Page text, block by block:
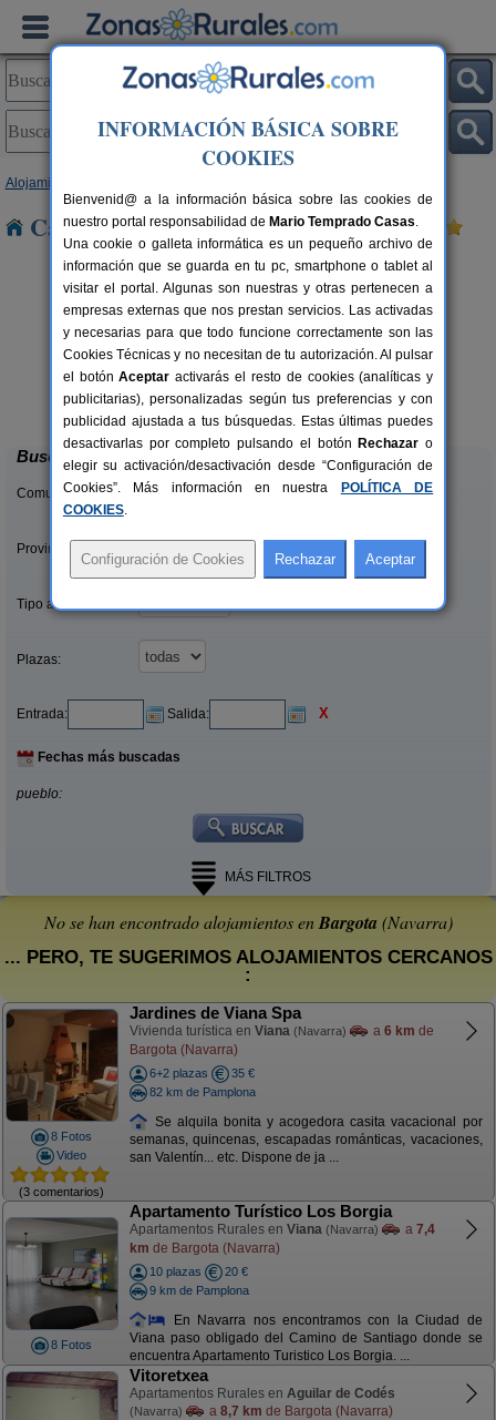
Alojamientos
Casas Rurales cerca de Bargota
16+2 pers.
desde 28 €
Casa Rural Estankoenea
Landetxea
Artieda (Navarra)
Buscar
Comunidades:
Provincias/Islas:
Tipo alquiler:
Plazas:
Entrada: Salida: X
Fechas más buscadas
pueblo:
MÁS FILTROS
No se han encontrado alojamientos enBargota (Navarra)
... PERO, TE SUGERIMOS ALOJAMIENTOS CERCANOS
:
8 Fotos
Video
(3 comentarios)
Jardines de Viana Spa
Vivienda turística en Viana (Navarra) a 6 km de
Bargota (Navarra)
6+2 plazas
35 €
82 km de Pamplona
Se alquila bonita y acogedora casita vacacional por
semanas, quincenas, escapadas románticas, vacaciones,
san Valentín... etc. Dispone de ja ...
8 Fotos
Apartamento Turístico Los Borgia
Apartamentos Rurales en Viana (Navarra) a 7,4
km de Bargota (Navarra)
10 plazas
20 €
9 km de Pamplona
En Navarra nos encontramos con la Ciudad de
Viana paso obligado del Camino de Santiago donde se
encuentra Apartamento Turistico Los Borgia. ...
Vitoretxea
Apartamentos Rurales en Aguilar de Codés
(Navarra) a 8,7 km de Bargota (Navarra)
INFORMACIÓN BÁSICA SOBRE
COOKIES
Bienvenid@ a la información básica sobre las cookies de
nuestro portal responsabilidad de Mario Temprado Casas.
Una cookie o galleta informática es un pequeño archivo de
información que se guarda en tu pc, smartphone o tablet al
visitar el portal. Algunas son nuestras y otras pertenecen a
empresas externas que nos prestan servicios. Las activadas
y necesarias para que todo funcione correctamente son las
Cookies Técnicas y no necesitan de tu autorización. Al pulsar
el botónAceptar activarás el resto de cookies (analíticas y
publicitarias), personalizadas según tus preferencias y con
publicidad ajustada a tus búsquedas. Estas últimas puedes
desactivarlas por completo pulsando el botón Rechazar o
elegir su activación/desactivación desde “Configuración de
Cookies”. Más información en nuestra
POLÍTICA DE
COOKIES.